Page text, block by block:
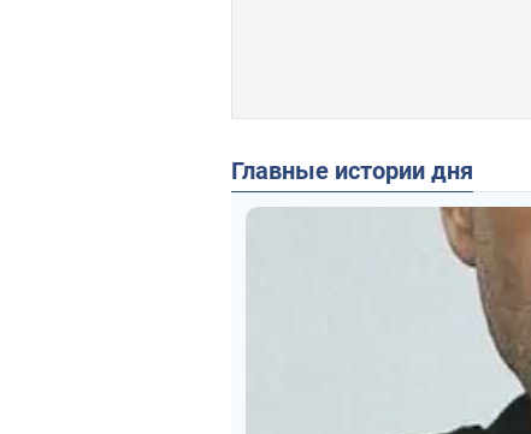
Главные истории дня